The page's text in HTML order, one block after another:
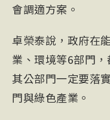
會調適方案。
卓榮泰說，政府在
業、環境等6部門
其公部門一定要落
門與綠色產業。